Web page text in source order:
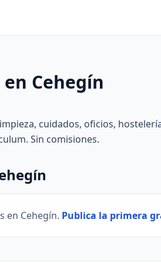
Cehegín
cuidados, oficios,
Sin comisiones.
en Cehegín. Publica la primera